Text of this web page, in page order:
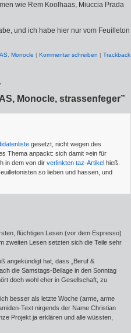
wie Rem Koolhaas, Miuccia Prada
und ich habe hier nur vom Feuilleton
Monocle | Kommentar schreiben | Trackback
Monocle, strassenfeger”
gesetzt, nicht wegen des
Thema anpackt: sich damit »ein für
in dem von dir verlinkten taz-Artikel hieß.
so lieben und hassen, und
flüchtigen Lesen (vor dem Espresso)
zweiten Lesen setzten sich die Teile sehr
angekündigt hat, dass „Beruf &
die Samstags-Beilage in den Sonntag
doch wohl eher in Gesellschaft, zu
besser als letzte Woche (arme, arme
Text nirgends der Name Christian
Projekt ja erklären und alle wüssten,